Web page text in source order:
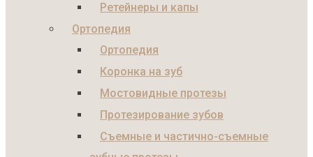
Ретейнеры и капы
Ортопедия
Ортопедия
Коронка на зуб
Мостовидные протезы
Протезирование зубов
Съемные и частично-съемные